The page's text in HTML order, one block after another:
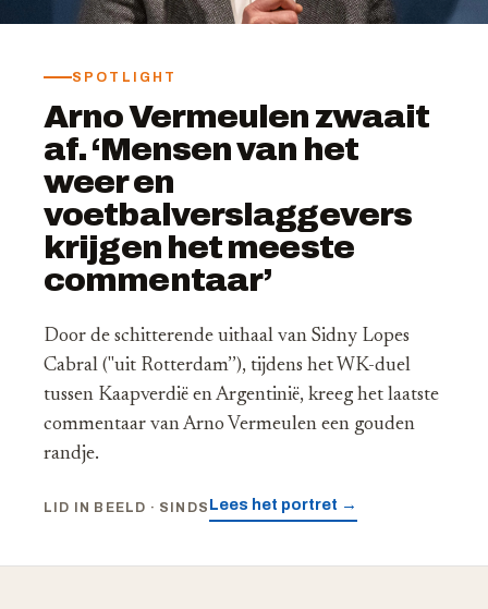
SPOTLIGHT
Arno Vermeulen zwaait
af. ‘Mensen van het
weer en
voetbalverslaggevers
krijgen het meeste
commentaar’
Door de schitterende uithaal van Sidny Lopes
Cabral ("uit Rotterdam’’), tijdens het WK-duel
tussen Kaapverdië en Argentinië, kreeg het laatste
commentaar van Arno Vermeulen een gouden
randje.
LID IN BEELD · SINDS Lees het portret →